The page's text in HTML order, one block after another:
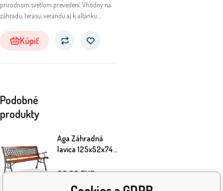
prírodnom svetlom prevedení. Vhodný na
záhradu, terasu, verandu aj k altánku.
Kúpiť
Podobné
produkty
Aga Záhradná
lavica 125x52x74
59.30EUR